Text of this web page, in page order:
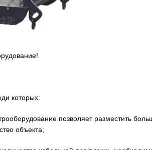
которых:
позволяет разместить
объекта;